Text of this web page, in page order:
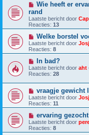
Wie heeft er
rand
Laatste bericht door
Reacties: 13
Welke borstel
Laatste bericht door
Reacties: 8
In bad?
Laatste bericht door aht
Reacties: 28
vraagje gewicht
Laatste bericht door
Reacties: 11
ervaring
Laatste bericht door
Reacties: 8